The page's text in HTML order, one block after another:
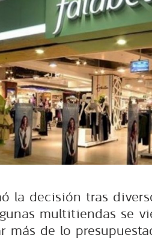
la decisión tras
multitiendas se
más de lo